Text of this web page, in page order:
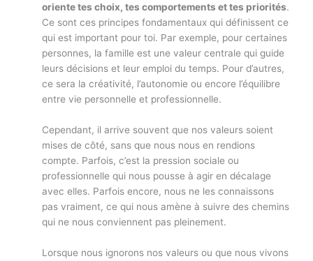
oriente tes choix, tes comportements et tes priorités.
Ce sont ces principes fondamentaux qui définissent ce
qui est important pour toi. Par exemple, pour certaines
personnes, la famille est une valeur centrale qui guide
leurs décisions et leur emploi du temps. Pour d’autres,
ce sera la créativité, l’autonomie ou encore l’équilibre
entre vie personnelle et professionnelle.
Cependant, il arrive souvent que nos valeurs soient
mises de côté, sans que nous nous en rendions
compte. Parfois, c’est la pression sociale ou
professionnelle qui nous pousse à agir en décalage
avec elles. Parfois encore, nous ne les connaissons
pas vraiment, ce qui nous amène à suivre des chemins
qui ne nous conviennent pas pleinement.
Lorsque nous ignorons nos valeurs ou que nous vivons